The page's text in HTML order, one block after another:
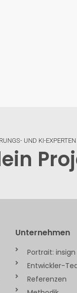
UND KI-EXPERTEN
Unternehmen
Portrait:
Entwickler-
Referenzen